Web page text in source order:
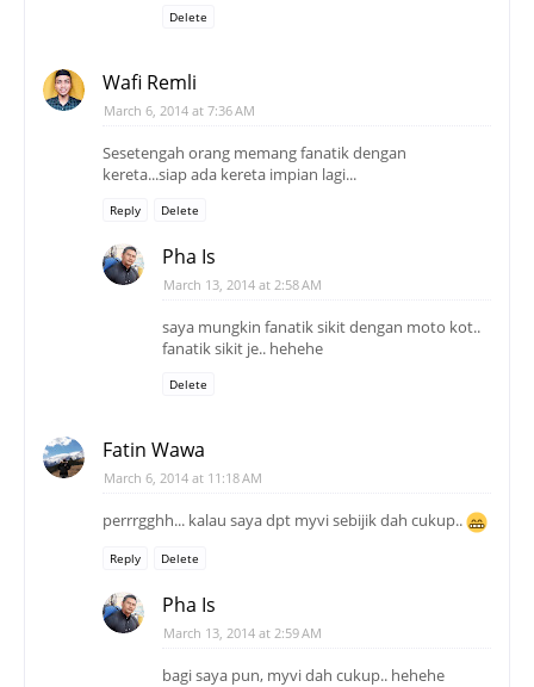
Delete
Wafi Remli
March 6, 2014 at 7:36 AM
Sesetengah orang memang fanatik dengan
kereta...siap ada kereta impian lagi...
Reply Delete
Pha Is
March 13, 2014 at 2:58 AM
saya mungkin fanatik sikit dengan moto kot..
fanatik sikit je.. hehehe
Delete
Fatin Wawa
March 6, 2014 at 11:18 AM
perrrgghh... kalau saya dpt myvi sebijik dah cukup..
Reply Delete
Pha Is
March 13, 2014 at 2:59 AM
bagi saya pun, myvi dah cukup.. hehehe